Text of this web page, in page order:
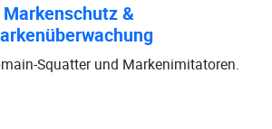
Markenschutz &
Squatter und Markenimitatoren.